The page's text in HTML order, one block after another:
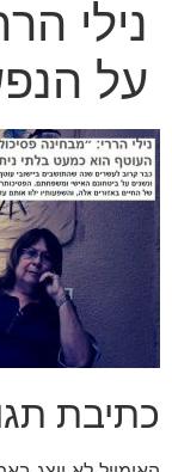
נילי
על
כתיבת